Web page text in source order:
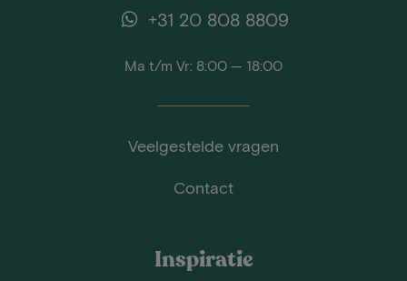
+31 20 808 8809
Ma t/m Vr: 8:00 — 18:00
Veelgestelde vragen
Contact
Inspiratie